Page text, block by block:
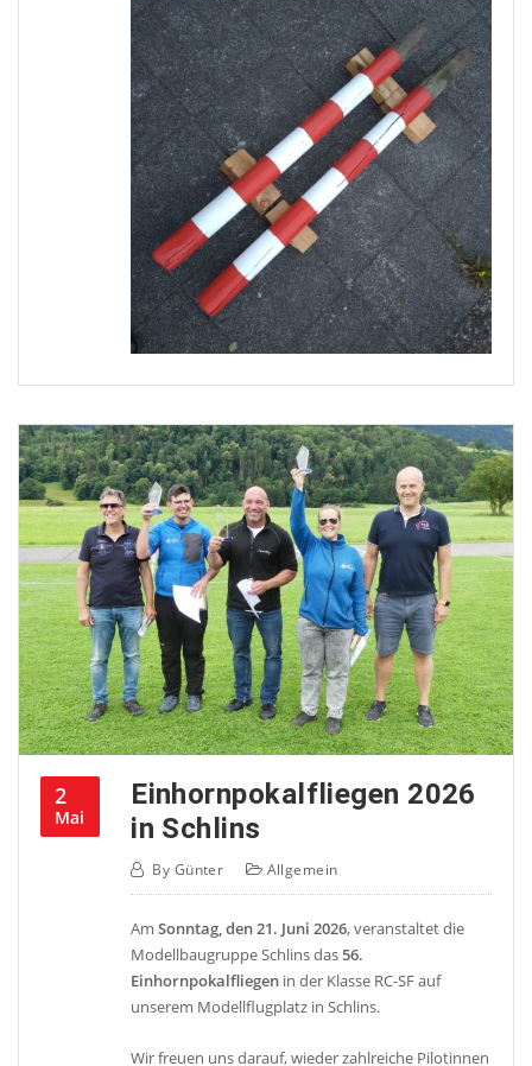
2
Mai
Einhornpokalfliegen 2026
in Schlins
By Günter Allgemein
AmSonntag, den 21. Juni 2026, veranstaltet die
Modellbaugruppe Schlins das56.
Einhornpokalfliegen in der Klasse RC-SF auf
unserem Modellflugplatz in Schlins.
Wir freuen uns darauf, wieder zahlreiche Pilotinnen